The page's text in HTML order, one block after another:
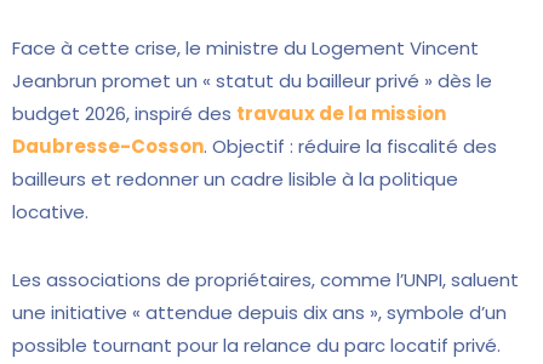
Face à cette crise, le ministre du Logement Vincent
Jeanbrun promet un « statut du bailleur privé » dès le
budget 2026, inspiré des travaux de la mission
Daubresse-Cosson. Objectif : réduire la fiscalité des
bailleurs et redonner un cadre lisible à la politique
locative.
Les associations de propriétaires, comme l’UNPI, saluent
une initiative « attendue depuis dix ans », symbole d’un
possible tournant pour la relance du parc locatif privé.